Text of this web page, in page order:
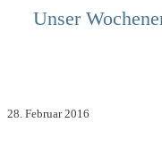
Unser
28. Februar 2016